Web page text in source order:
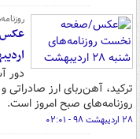
دور
ترکید، آهن‌ربای ارز صادراتی
روزنامه‌های صبح امروز است.
۲۸ اردیبهشت ۹۸ - ۰۲:۰۱